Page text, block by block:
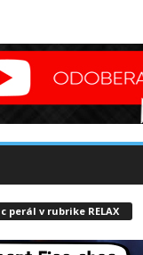
perál v rubrike RELAX